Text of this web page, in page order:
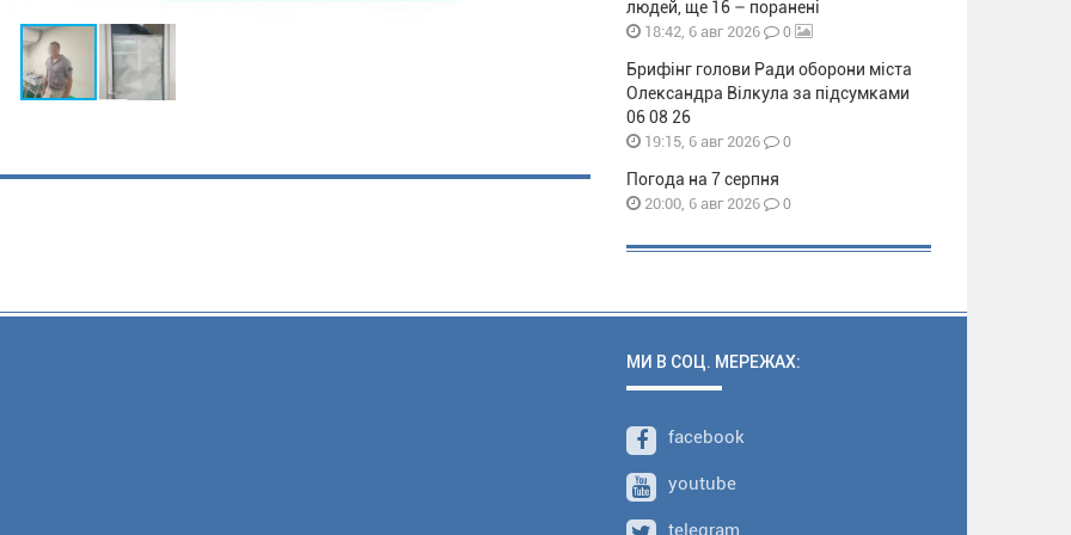
людей, ще 16 – поранені
18:42, 6 авг 2026 0
Брифінг голови Ради оборони міста
Олександра Вілкула за підсумками
06 08 26
19:15, 6 авг 2026 0
Погода на 7 серпня
20:00, 6 авг 2026 0
МИ В СОЦ. МЕРЕЖАХ:
facebook
youtube
telegram